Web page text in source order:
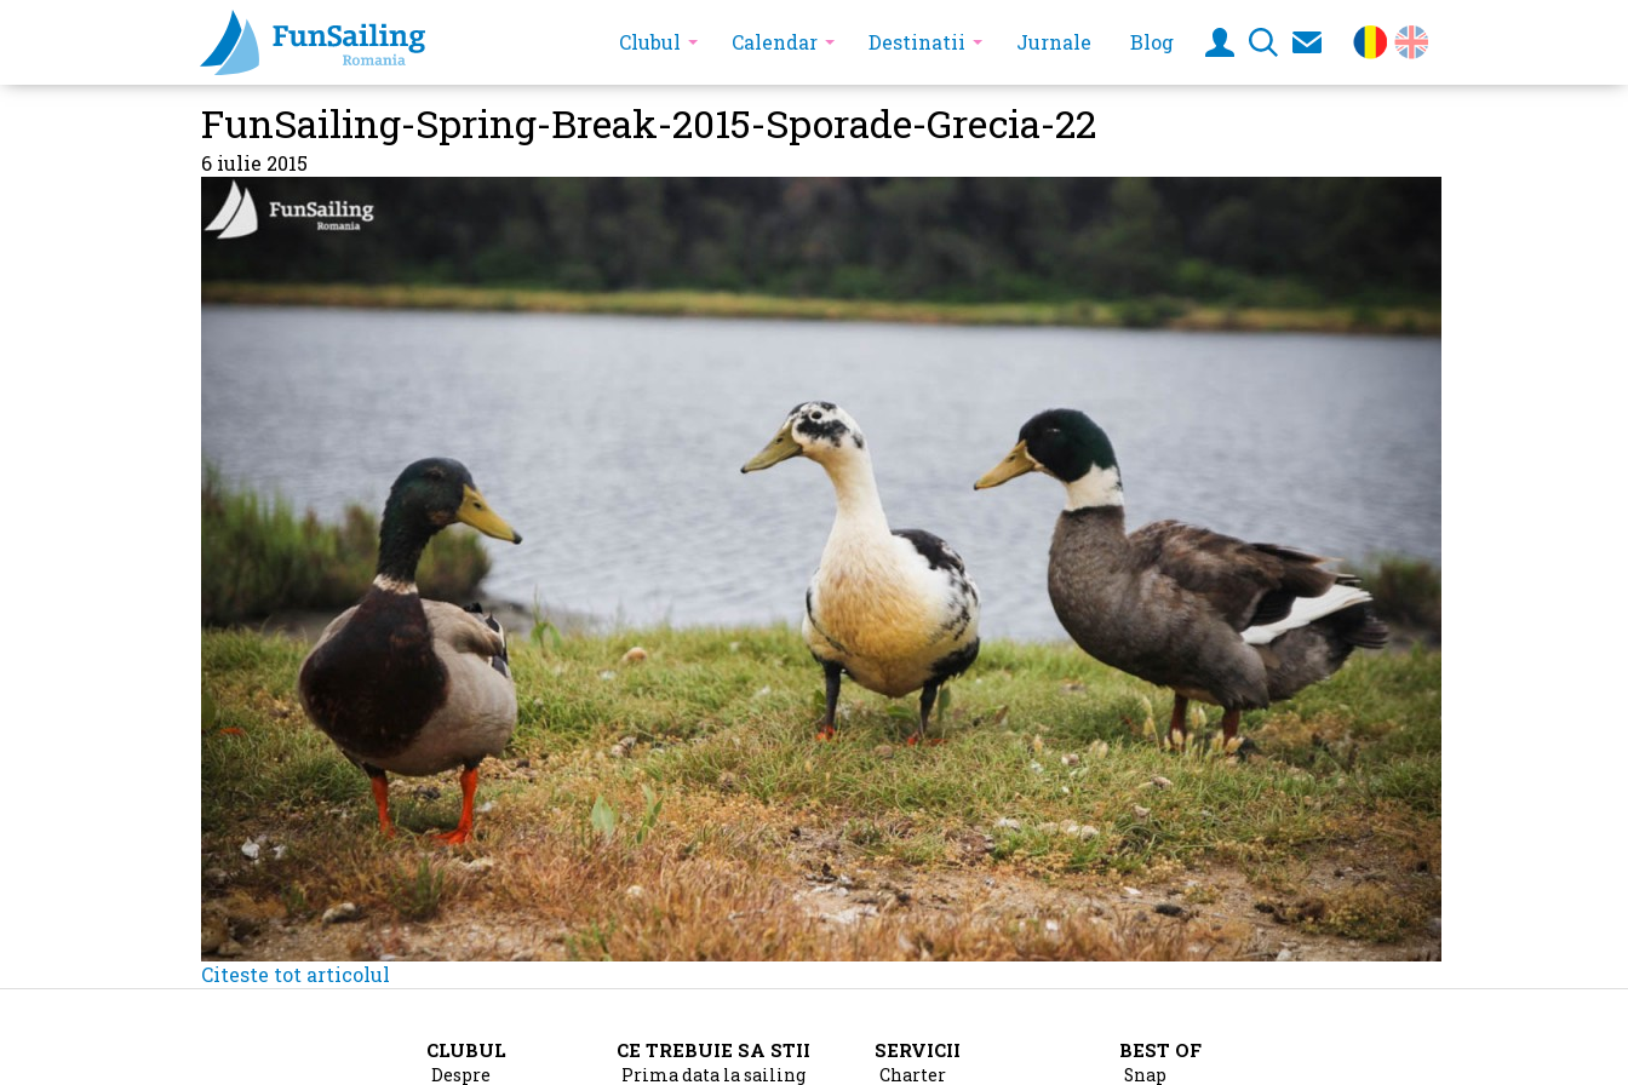
Clubul Calendar Destinatii Jurnale Blog
FunSailing-Spring-Break-2015-Sporade-Grecia-22
6 iulie 2015
Citeste tot articolul
CLUBUL
Despre
CE TREBUIE SA STII
Prima data la sailing
SERVICII
Charter
BEST OF
Snap